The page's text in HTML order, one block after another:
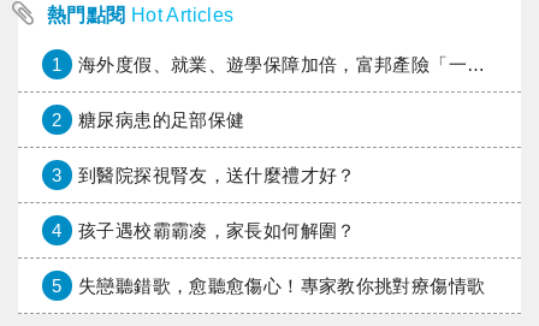
熱門點閱 Hot Articles
1 海外度假、就業、遊學保障加倍，富邦產險「一期逐夢」專案加碼遠距醫療與緊急救援
2 糖尿病患的足部保健
3 到醫院探視腎友，送什麼禮才好？
4 孩子遇校霸霸凌，家長如何解圍？
5 失戀聽錯歌，愈聽愈傷心！專家教你挑對療傷情歌